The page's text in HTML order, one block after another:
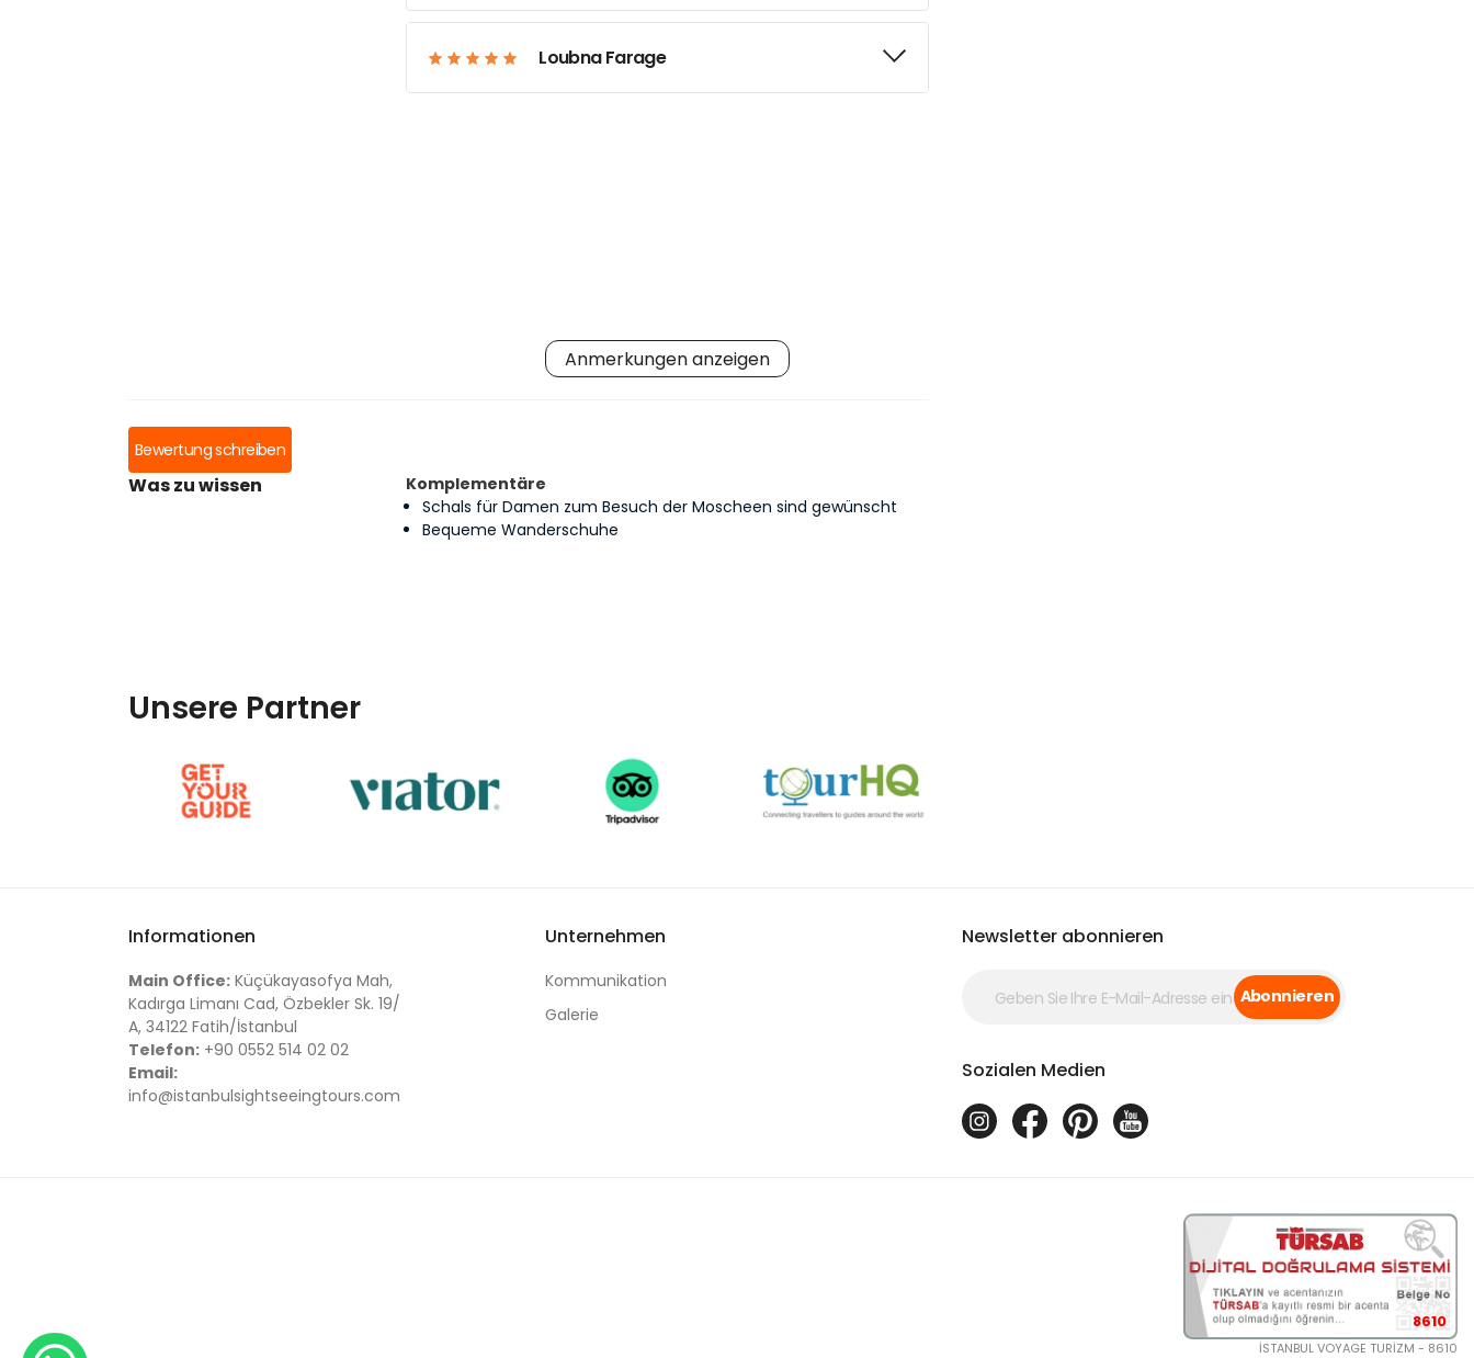
Loubna Farage
Anmerkungen anzeigen
Bewertung schreiben
Was zu wissen
Komplementäre
Schals für Damen zum Besuch der Moscheen sind gewünscht
Bequeme Wanderschuhe
Unsere Partner
Informationen
Main Office: Küçükayasofya Mah,
Kadırga Limanı Cad, Özbekler Sk. 19/
A, 34122 Fatih/İstanbul
Telefon: +90 0552 514 02 02
Email:
info@istanbulsightseeingtours.com
Unternehmen
Kommunikation
Galerie
Newsletter abonnieren
Abonnieren
Sozialen Medien
8610
İSTANBUL VOYAGE TURİZM - 8610